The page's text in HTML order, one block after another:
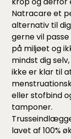
Natracare et
alternativ til
gerne vil
på miljøet og
mindst dig
ikke er klar til
eller stofbind
tamponer.
lavet af 100%